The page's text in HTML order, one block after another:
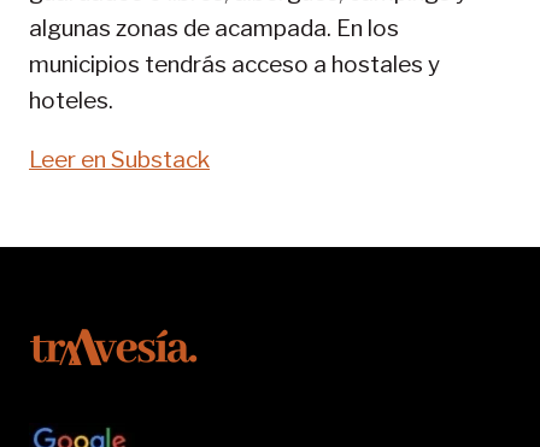
algunas zonas de acampada. En los
municipios tendrás acceso a hostales y
hoteles.
Leer en Substack